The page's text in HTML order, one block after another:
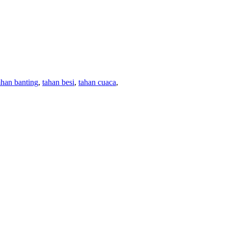
banting, tahan besi, tahan cuaca,